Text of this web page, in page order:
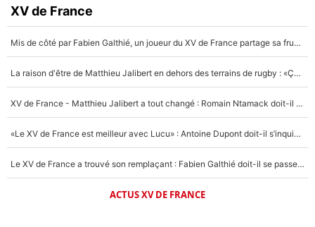
XV de France
Mis de côté par Fabien Galthié, un joueur du XV de France partage sa frustration : «ils ne me l’ont pas dit tout de suite»
La raison d'être de Matthieu Jalibert en dehors des terrains de rugby : «Ça m'atteint autant que si tu touches à un membre de ma famille»
XV de France - Matthieu Jalibert a tout changé : Romain Ntamack doit-il s’inquiéter pour sa place à un an de la Coupe du monde ?
«Le XV de France est meilleur avec Lucu» : Antoine Dupont doit-il s’inquiéter pour sa place ?
Le XV de France a trouvé son remplaçant : Fabien Galthié doit-il se passer d'Antoine Dupont ?
ACTUS XV DE FRANCE